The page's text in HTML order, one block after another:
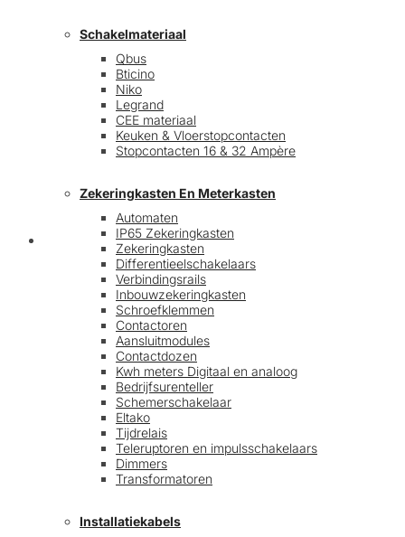
Schakelmateriaal
Qbus
Bticino
Niko
Legrand
CEE materiaal
Keuken & Vloerstopcontacten
Stopcontacten 16 & 32 Ampère
Zekeringkasten En Meterkasten
Automaten
IP65 Zekeringkasten
Zekeringkasten
Differentieelschakelaars
Verbindingsrails
Inbouwzekeringkasten
Schroefklemmen
Contactoren
Aansluitmodules
Contactdozen
Kwh meters Digitaal en analoog
Bedrijfsurenteller
Schemerschakelaar
Eltako
Tijdrelais
Teleruptoren en impulsschakelaars
Dimmers
Transformatoren
Installatiekabels